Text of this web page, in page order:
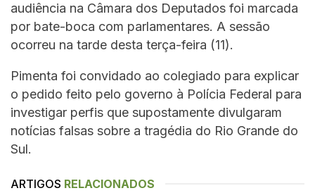
audiência na Câmara dos Deputados foi marcada
por bate-boca com parlamentares. A sessão
ocorreu na tarde desta terça-feira (11).
Pimenta foi convidado ao colegiado para explicar
o pedido feito pelo governo à Polícia Federal para
investigar perfis que supostamente divulgaram
notícias falsas sobre a tragédia do Rio Grande do
Sul.
ARTIGOS RELACIONADOS